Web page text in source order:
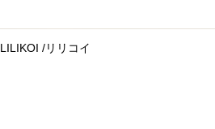
LILIKOI /リリコイ